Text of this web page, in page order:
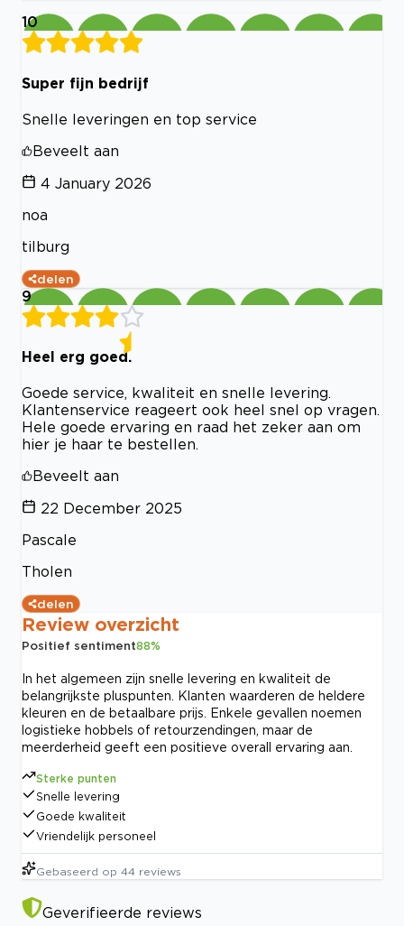
10
Super fijn bedrijf
Snelle leveringen en top service
Beveelt aan
4 January 2026
noa
tilburg
delen
9
Heel erg goed.
Goede service, kwaliteit en snelle levering.
Klantenservice reageert ook heel snel op vragen.
Hele goede ervaring en raad het zeker aan om
hier je haar te bestellen.
Beveelt aan
22 December 2025
Pascale
Tholen
delen
Review overzicht
Positief sentiment88%
In het algemeen zijn snelle levering en kwaliteit de
belangrijkste pluspunten. Klanten waarderen de heldere
kleuren en de betaalbare prijs. Enkele gevallen noemen
logistieke hobbels of retourzendingen, maar de
meerderheid geeft een positieve overall ervaring aan.
Sterke punten
Snelle levering
Goede kwaliteit
Vriendelijk personeel
Gebaseerd op 44 reviews
Geverifieerde reviews